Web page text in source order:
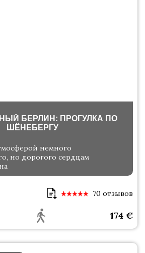
БЕРЛИН: ПРОГУЛКА ПО
ШЁНЕБЕРГУ
немного
но дорогого сердцам
70 отзывов
174 €